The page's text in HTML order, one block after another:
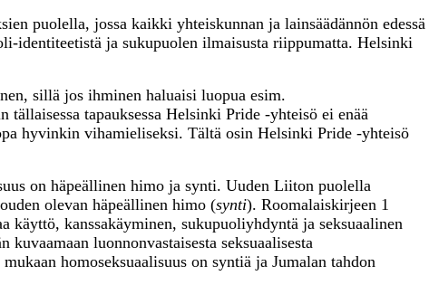
puolella, jossa kaikki yhteiskunnan ja lainsäädännön edessä
identiteetistä ja sukupuolen ilmaisusta riippumatta. Helsinki
sillä jos ihminen haluaisi luopua esim.
tällaisessa tapauksessa Helsinki Pride -yhteisö ei enää
hyvinkin vihamieliseksi. Tältä osin Helsinki Pride -yhteisö
on häpeällinen himo ja synti. Uuden Liiton puolella
olevan häpeällinen himo (synti). Roomalaiskirjeen 1
käyttö, kanssakäyminen, sukupuoliyhdyntä ja seksuaalinen
kuvaamaan luonnonvastaisesta seksuaalisesta
homoseksuaalisuus on syntiä ja Jumalan tahdon